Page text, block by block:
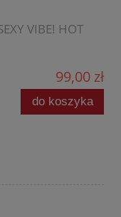
VIBE! HOT
99,00 zł
do koszyka